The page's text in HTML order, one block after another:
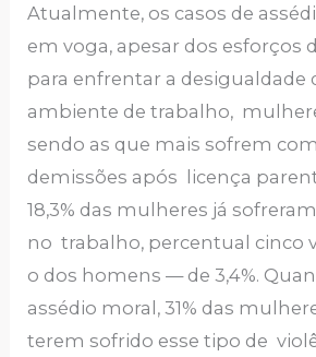
Atualmente, os casos de
em voga, apesar dos esforços
para enfrentar a desigualdade
ambiente de trabalho,
sendo as que mais sofrem
demissões após licença
18,3% das mulheres já
no trabalho, percentual cinco
o dos homens — de 3,4%.
assédio moral, 31% das
terem sofrido esse tipo de